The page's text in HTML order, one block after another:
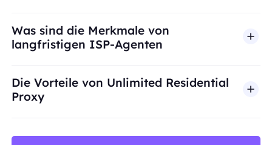
BestProxy unterstützt keinen Betrug, Spam,
Was sind die Merkmale von
langfristigen ISP-Agenten
Die Vorteile von Unlimited Residential
Proxy